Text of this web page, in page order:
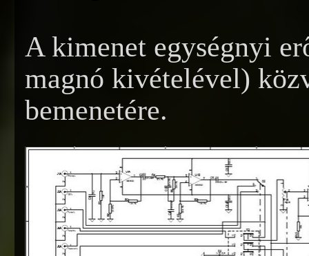
A kimenet egységnyi
magnó kivételével)
bemenetére.